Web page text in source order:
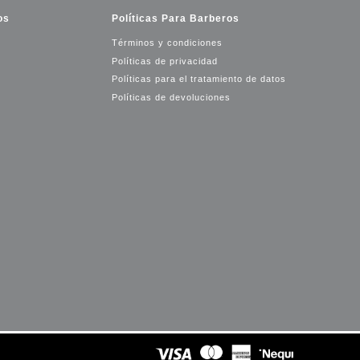
Políticas Para Barberos
Términos y condiciones
Políticas de privacidad
Políticas para el tratamiento de datos
Políticas de devoluciones